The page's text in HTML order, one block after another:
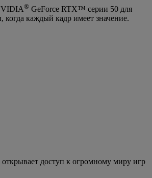
® GeForce RTX™ серии 50 для
каждый кадр имеет значение.
доступ к огромному миру игр